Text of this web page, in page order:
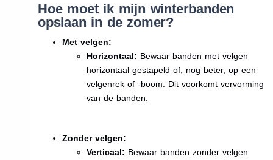
Hoe moet ik mijn winterbanden
opslaan in de zomer?
Met velgen:
Horizontaal: Bewaar banden met velgen
horizontaal gestapeld of, nog beter, op een
velgenrek of -boom. Dit voorkomt vervorming
van de banden.
Zonder velgen:
Verticaal: Bewaar banden zonder velgen